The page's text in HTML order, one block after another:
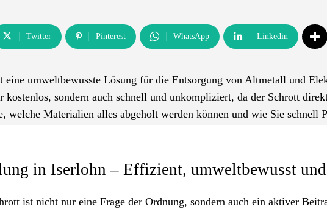
Twitter Pinterest WhatsApp Linkedin
umweltbewusste Lösung für die Entsorgung von Altmetall und
sondern auch schnell und unkompliziert, da der Schrott
welche Materialien alles abgeholt werden können und wie Sie schnell
in Iserlohn – Effizient, umweltbewusst
ist nicht nur eine Frage der Ordnung, sondern auch ein aktiver